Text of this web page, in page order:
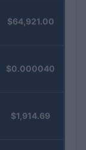
$64,921.00
$0.000040
$1,914.69